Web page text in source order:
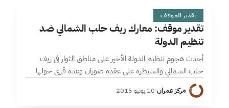
ت1 دقائق
تقدير الموقف
تقدير موقف: معارك ريف حلب الشمالي ضد
تنظيم الدولة
أحدث هجوم تنظيم الدولة الأخير على مناطق الثوار في ريف
حلب الشمالي والسيطرة على عقدة صوران وعدة قرى حولها
خلال تقدم جيش الفتح على مواقع النظام في إدلب، أوسع
موجة…مركز عمران·10 يونيو 2015